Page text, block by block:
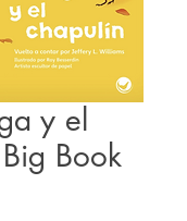
y el
Book